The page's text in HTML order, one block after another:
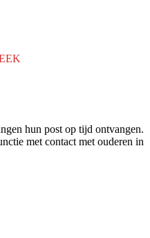
hun post op tijd ontvangen.
met contact met ouderen in